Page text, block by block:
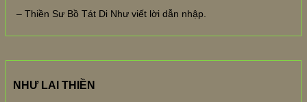
– Thiền Sư Bồ Tát Di Như viết lời dẫn nhập.
NHƯ LAI THIỀN